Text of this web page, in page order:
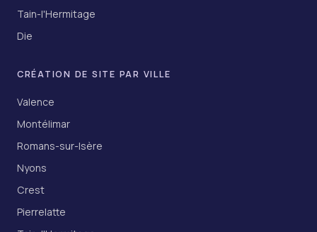
Tain-l'Hermitage
Die
CRÉATION DE SITE PAR VILLE
Valence
Montélimar
Romans-sur-Isère
Nyons
Crest
Pierrelatte